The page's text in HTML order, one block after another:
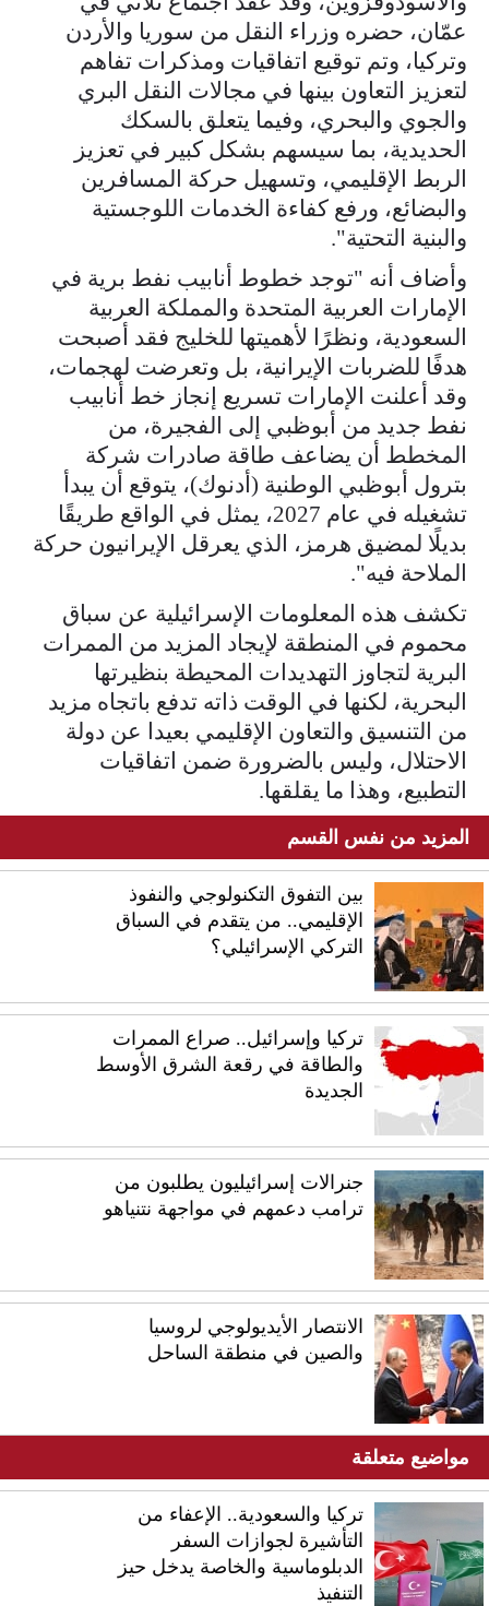
عمّان، حضره وزراء النقل من سوريا والأردن
وتركيا، وتم توقيع اتفاقيات ومذكرات تفاهم
لتعزيز التعاون بينها في مجالات النقل البري
والجوي والبحري، وفيما يتعلق بالسكك
الحديدية، بما سيسهم بشكل كبير في تعزيز
الربط الإقليمي، وتسهيل حركة المسافرين
والبضائع، ورفع كفاءة الخدمات اللوجستية
والبنية التحتية".
وأضاف أنه "توجد خطوط أنابيب نفط برية في
الإمارات العربية المتحدة والمملكة العربية
السعودية، ونظرًا لأهميتها للخليج فقد أصبحت
هدفًا للضربات الإيرانية، بل وتعرضت لهجمات،
وقد أعلنت الإمارات تسريع إنجاز خط أنابيب
نفط جديد من أبوظبي إلى الفجيرة، من
المخطط أن يضاعف طاقة صادرات شركة
بترول أبوظبي الوطنية (أدنوك)، يتوقع أن يبدأ
تشغيله في عام 2027، يمثل في الواقع طريقًا
بديلًا لمضيق هرمز، الذي يعرقل الإيرانيون حركة
الملاحة فيه".
تكشف هذه المعلومات الإسرائيلية عن سباق
محموم في المنطقة لإيجاد المزيد من الممرات
البرية لتجاوز التهديدات المحيطة بنظيرتها
البحرية، لكنها في الوقت ذاته تدفع باتجاه مزيد
من التنسيق والتعاون الإقليمي بعيدا عن دولة
الاحتلال، وليس بالضرورة ضمن اتفاقيات
التطبيع، وهذا ما يقلقها.
المزيد من نفس القسم
بين التفوق التكنولوجي والنفوذ
الإقليمي.. من يتقدم في السباق
التركي الإسرائيلي؟
تركيا وإسرائيل.. صراع الممرات
والطاقة في رقعة الشرق الأوسط
الجديدة
جنرالات إسرائيليون يطلبون من
ترامب دعمهم في مواجهة نتنياهو
الانتصار الأيديولوجي لروسيا
والصين في منطقة الساحل
مواضيع متعلقة
تركيا والسعودية.. الإعفاء من
التأشيرة لجوازات السفر
الدبلوماسية والخاصة يدخل حيز
التنفيذ